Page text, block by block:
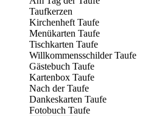
Taufkerzen
Kirchenheft Taufe
Menükarten Taufe
Tischkarten Taufe
Willkommensschilder Taufe
Gästebuch Taufe
Kartenbox Taufe
Nach der Taufe
Dankeskarten Taufe
Fotobuch Taufe